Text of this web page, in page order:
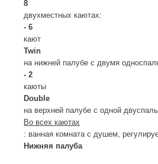
8
двухместных каютах:
- 6
кают
Twin
на нижней палубе с двумя
- 2
каюты
Double
на верхней палубе с одной
Во всех каютах
: ванная комната с душем,
Нижняя палуба